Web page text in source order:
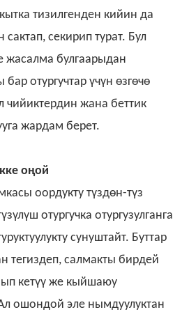
тизилгенден кийин да
секирип турат. Бул
жасалма булгаарыдан
бар отургучтар үчүн өзгөчө
чийиктердин жана беттик
жардам берет.
оңой
оордукту түздөн-түз
отургучка отургузулганга
сунуштайт. Буттар
тегиздеп, салмакты бирдей
кетүү же кыйшаюу
ошондой эле нымдуулуктан